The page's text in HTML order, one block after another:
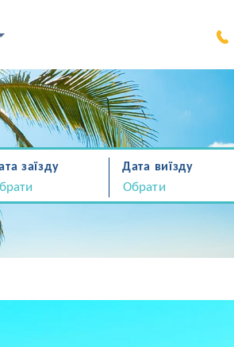
заїзду Дата виїзду